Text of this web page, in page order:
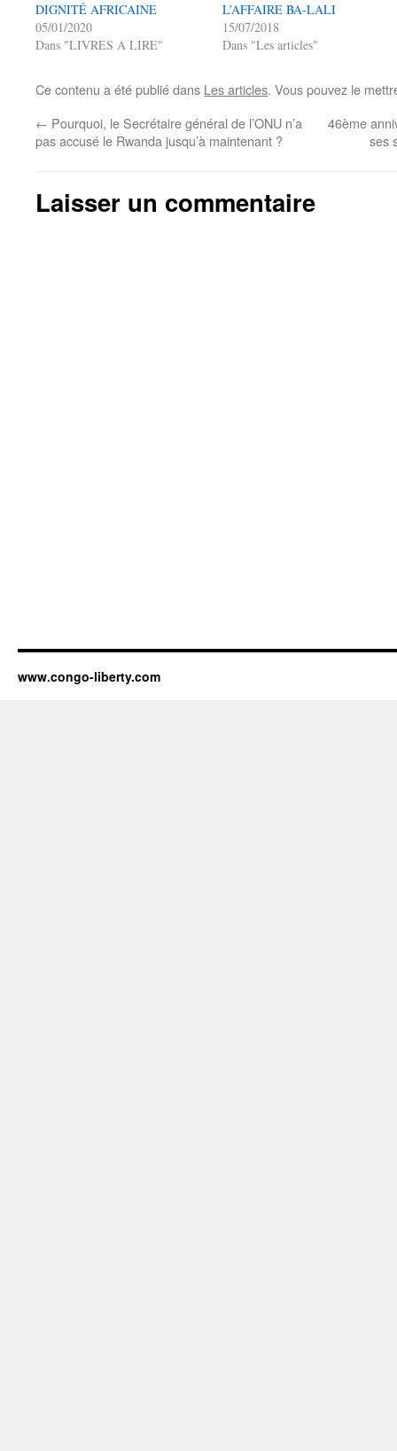
DIGNITÉ AFRICAINE
05/01/2020
Dans "LIVRES A LIRE"
L’AFFAIRE BA-LALI
15/07/2018
Dans "Les articles"
Ce contenu a été publié dans Les articles. Vous pouvez le
← Pourquoi, le Secrétaire général de l’ONU n’a
pas accusé le Rwanda jusqu’à maintenant ?
46ème
ses
Laisser un commentaire
www.congo-liberty.com